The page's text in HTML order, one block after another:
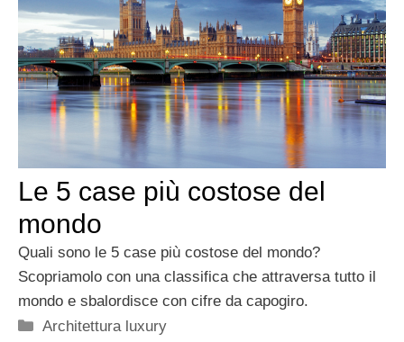
Le 5 case più costose del
mondo
Quali sono le 5 case più costose del mondo?
Scopriamolo con una classifica che attraversa tutto il
mondo e sbalordisce con cifre da capogiro.
Categorie
Architettura luxury